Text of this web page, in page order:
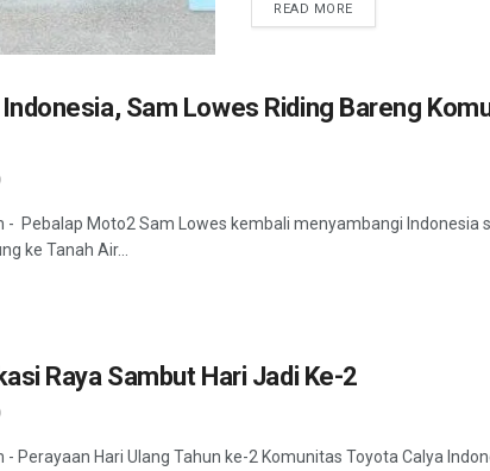
READ MORE
Sam Lowes Riding Bareng
- Pebalap Moto2 Sam Lowes kembali menyambangi Indonesia
ke Tanah Air...
Raya Sambut Hari Jadi Ke-2
Perayaan Hari Ulang Tahun ke-2 Komunitas Toyota Calya